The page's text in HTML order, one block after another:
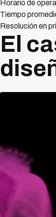
Horario de
Tiempo
Resolución en
El